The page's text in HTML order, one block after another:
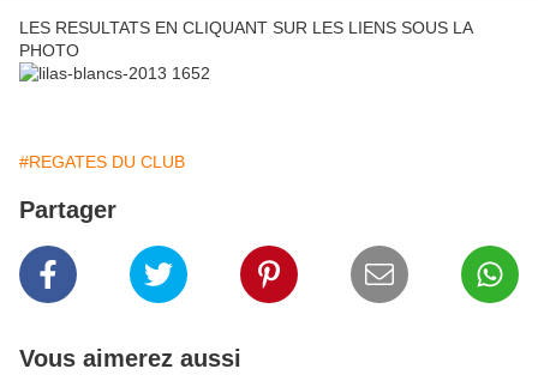
LES RESULTATS EN CLIQUANT SUR LES LIENS SOUS LA
PHOTO
#REGATES DU CLUB
Partager
Vous aimerez aussi